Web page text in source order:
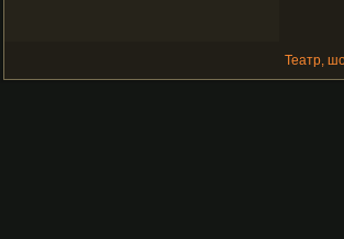
Театр,